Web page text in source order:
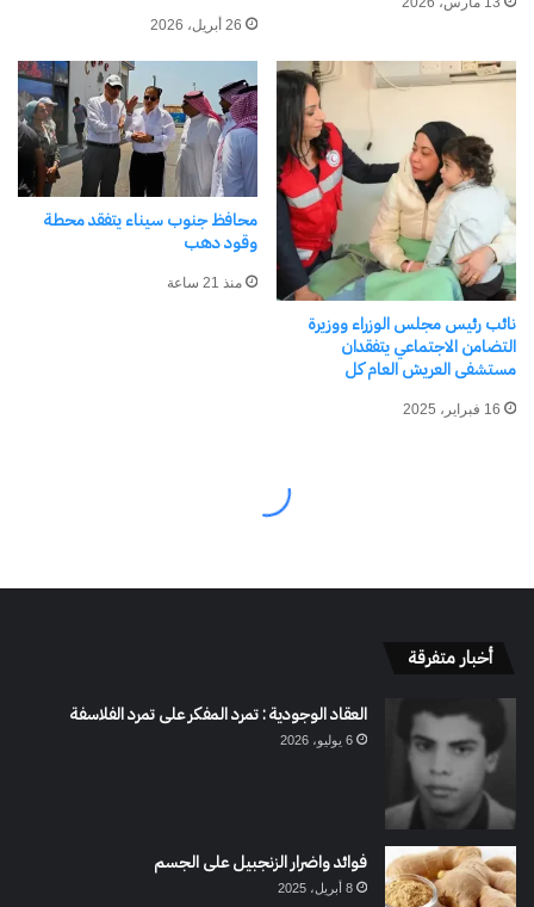
أخبار متفرقة
العقاد الوجودية : تمرد المفكر على تمرد الفلاسفة
6 يوليو، 2026
فوائد واضرار الزنجبيل على الجسم
8 أبريل، 2025